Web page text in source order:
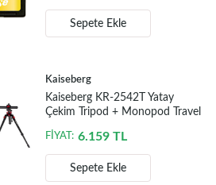
Sepete Ekle
Kaiseberg
Kaiseberg KR-2542T Yatay
Çekim Tripod + Monopod Travel
FİYAT: 6.159 TL
Sepete Ekle